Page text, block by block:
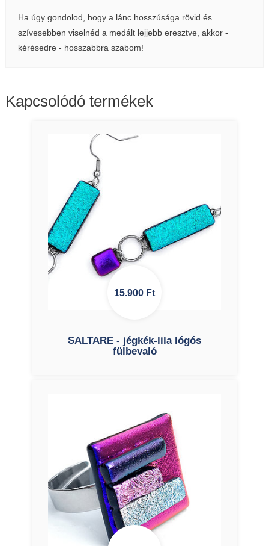
Ha úgy gondolod, hogy a lánc hosszúsága rövid és
szívesebben viselnéd a medált lejjebb eresztve, akkor -
kérésedre - hosszabbra szabom!
Kapcsolódó termékek
15.900 Ft
SALTARE - jégkék-lila lógós
fülbevaló